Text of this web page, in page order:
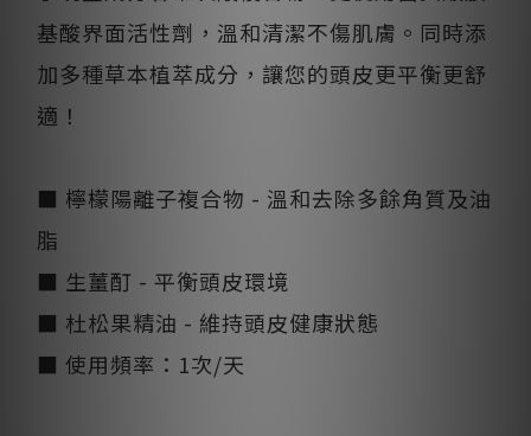
基酸界面活性劑，溫和清潔不傷肌膚。同時添
加多種草本植萃成分，讓您的頭皮更平衡更舒
適！
■ 檸檬陽離子複合物 - 溫和去除多餘角質及油
脂
■ 生薑酊 - 平衡頭皮環境
■ 杜松果精油 - 維持頭皮健康狀態
■ 使用頻率：1次/天